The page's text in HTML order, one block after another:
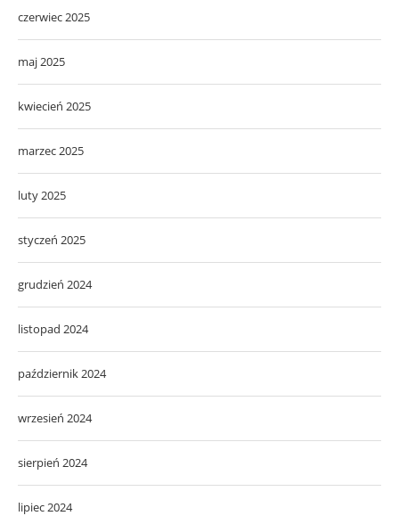
czerwiec 2025
maj 2025
kwiecień 2025
marzec 2025
luty 2025
styczeń 2025
grudzień 2024
listopad 2024
październik 2024
wrzesień 2024
sierpień 2024
lipiec 2024